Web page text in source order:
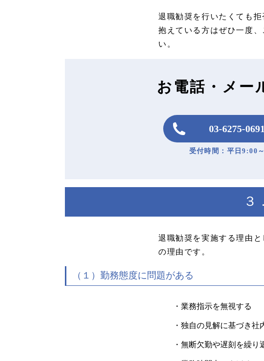
退職勧奨を行いたくても
抱えている方はぜひ一度
い。
お電話・メー
03-6275-0691
受付時間：平日9:00
３
退職勧奨を実施する理由
の理由です。
（１）勤務態度に問題がある
・業務指示を無視する
・独自の見解に基づき
・無断欠勤や遅刻を繰り